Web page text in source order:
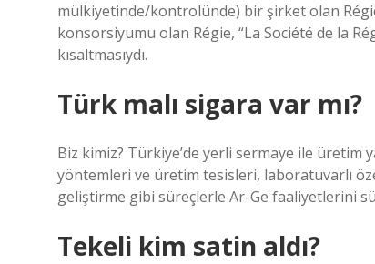
mülkiyetinde/kontrolünde) bir şirket olan
konsorsiyumu olan Régie, “La Société de la
kısaltmasıydı.
Türk malı sigara var mı?
Biz kimiz? Türkiye’de yerli sermaye ile üretim
yöntemleri ve üretim tesisleri, laboratuvarlı
geliştirme gibi süreçlerle Ar-Ge faaliyetlerini
Tekeli kim satin aldı?